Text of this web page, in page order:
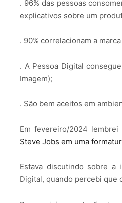
. 96% das pessoas
explicativos sobre um
. 90% correlacionam a
. A Pessoa Digital
Imagem);
. São bem aceitos em
Em fevereiro/2024 lembrei
Steve Jobs em uma
Estava discutindo sobre a
Digital, quando percebi que